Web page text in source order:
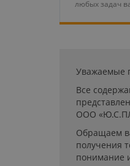
любых задач
Уважаемые
Все
ООО
Обращаем
получения
понимание